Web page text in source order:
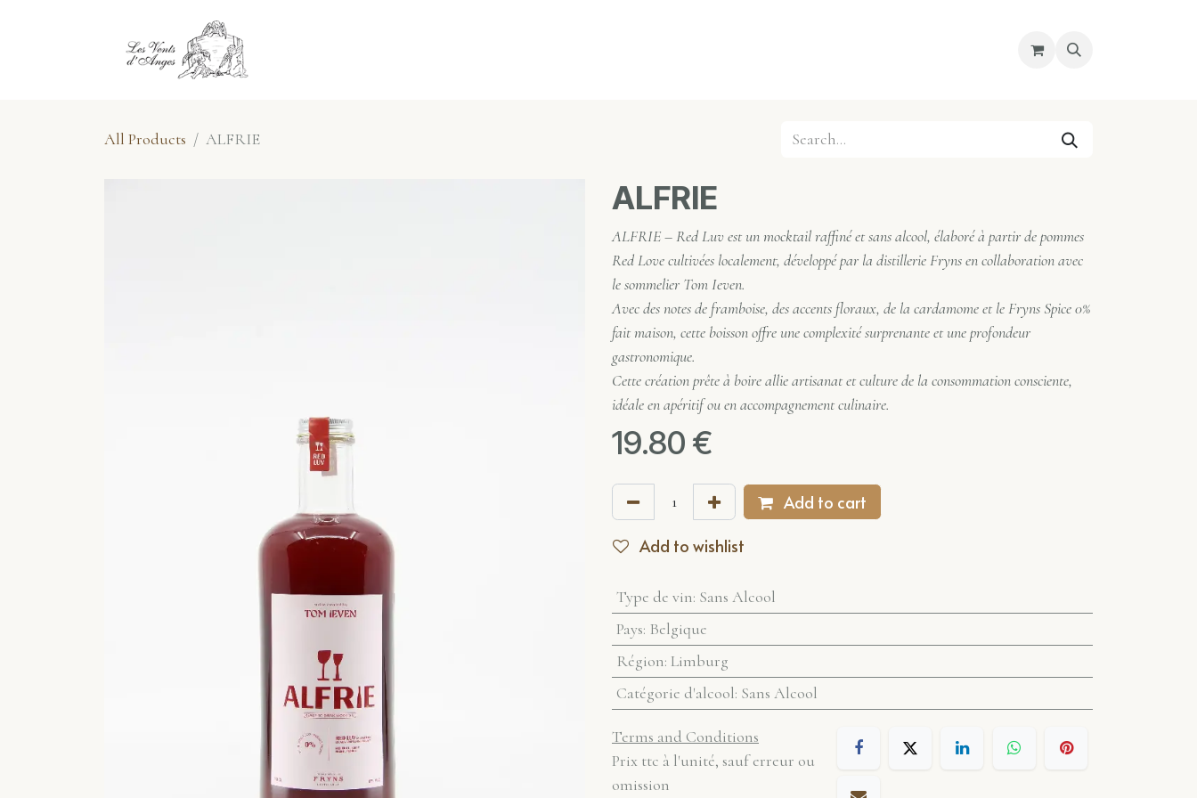
All Products ALFRIE
ALFRIE
ALFRIE – Red Luv est un mocktail raffiné et sans alcool, élaboré à partir de pommes
Red Love cultivées localement, développé par la distillerie Fryns en collaboration avec
le sommelier Tom Ieven.
Avec des notes de framboise, des accents floraux, de la cardamome et le Fryns Spice 0%
fait maison, cette boisson offre une complexité surprenante et une profondeur
gastronomique.
Cette création prête à boire allie artisanat et culture de la consommation consciente,
idéale en apéritif ou en accompagnement culinaire.
19.80 €
Add to cart
Add to wishlist
Type de vin: Sans Alcool
Pays: Belgique
Région: Limburg
Catégorie d'alcool: Sans Alcool
Terms and Conditions
Prix ttc à l'unité, sauf erreur ou
omission